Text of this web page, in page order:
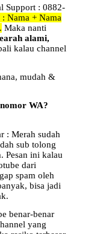
Support : 0882-
Nama + Nama
Maka nanti
alami,
kalau channel
mudah &
WA?
: Merah sudah
sub tolong
Pesan ini kalau
dari
spam oleh
bisa jadi
benar-benar
yang